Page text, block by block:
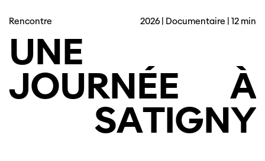
Rencontre 2026 | Documentaire | 12 min
UNE
JOURNÉE À
SATIGNY